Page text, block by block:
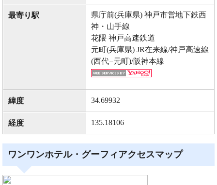
最寄り駅
県庁前(兵庫県) 神戸市営地下鉄西
神・山手線
花隈 神戸高速鉄道
元町(兵庫県) JR在来線/神戸高速線
(西代−元町)/阪神本線
緯度 34.69932
経度 135.18106
ワンワンホテル・グーフィアクセスマップ